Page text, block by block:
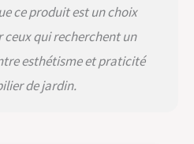
ce produit est un choix
qui recherchent un
esthétisme et praticité
de jardin.